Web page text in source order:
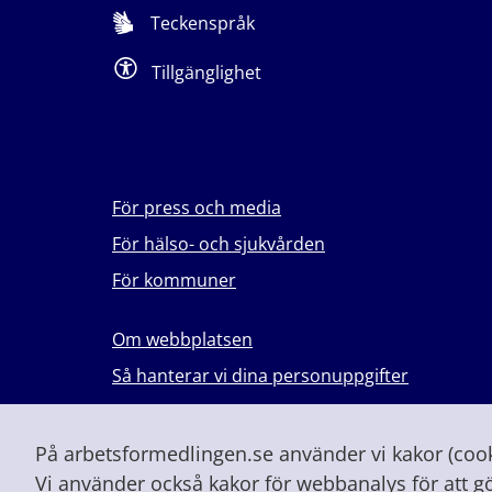
På arbetsformedlingen.se använder vi kakor
Vi använder också kakor för webbanalys för att
Teckenspråk
Tillgänglighet
För press och media
För hälso- och sjukvården
För kommuner
Om webbplatsen
Så hanterar vi dina personuppgifter
Lever du med våld i en nära relation?
Vid höjd beredskap och krig